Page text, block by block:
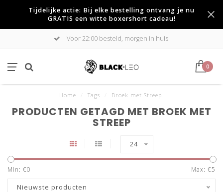
Tijdelijke actie: Bij elke bestelling ontvang je nu
GRATIS een witte boxershort cadeau!
Voor 22:00 besteld, morgen in huis!
0
Home Tags Broek met Streep
PRODUCTEN GETAGD MET BROEK MET
STREEP
24
Min: €0 Max: €5
Nieuwste producten